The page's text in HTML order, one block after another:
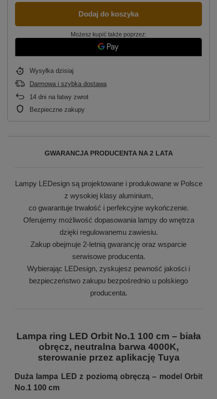
Dodaj do koszyka
Możesz kupić także poprzez:
Wysyłka dzisiaj
Darmowa i szybka dostawa
14 dni na łatwy zwrot
Bezpieczne zakupy
GWARANCJA PRODUCENTA NA 2 LATA
Lampy LEDesign są projektowane i produkowane w Polsce
z wysokiej klasy aluminium,
co gwarantuje trwałość i perfekcyjne wykończenie.
Oferujemy możliwość dopasowania lampy do wnętrza
dzięki regulowanemu zawiesiu.
Zakup obejmuje 2-letnią gwarancję oraz wsparcie
serwisowe producenta.
Wybierając LEDesign, zyskujesz pewność jakości i
bezpieczeństwo zakupu bezpośrednio u polskiego
producenta.
Lampa ring LED Orbit No.1 100 cm – biała
obręcz, neutralna barwa 4000K,
sterowanie przez aplikację Tuya
Duża lampa LED z poziomą obręczą – model Orbit
No.1 100 cm